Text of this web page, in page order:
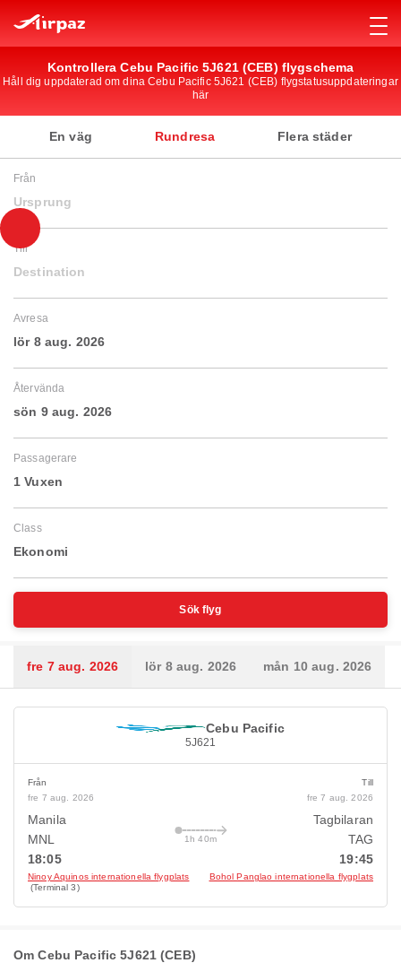
Kontrollera Cebu Pacific 5J621 (CEB) flygschema
Håll dig uppdaterad om dina Cebu Pacific 5J621 (CEB) flygstatusuppdateringar
här
En väg Rundresa Flera städer
Från
Ursprung
Till
Destination
Avresa
lör 8 aug. 2026
Återvända
sön 9 aug. 2026
Passagerare
1 Vuxen
Class
Ekonomi
Sök flyg
fre 7 aug. 2026 lör 8 aug. 2026 mån 10 aug. 2026
Cebu Pacific
5J621
Från
fre 7 aug. 2026
Manila
MNL
18:05
Ninoy Aquinos internationella flygplats
(Terminal 3)
1h 40m
Till
fre 7 aug. 2026
Tagbilaran
TAG
19:45
Bohol Panglao internationella flygplats
Om Cebu Pacific 5J621 (CEB)